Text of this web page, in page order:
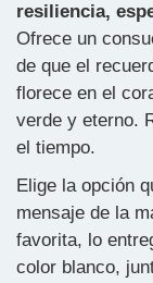
resiliencia,
Ofrece un
de que el
florece en el
verde y eterno.
el tiempo.
Elige la opción
mensaje de la
favorita, lo
color blanco,